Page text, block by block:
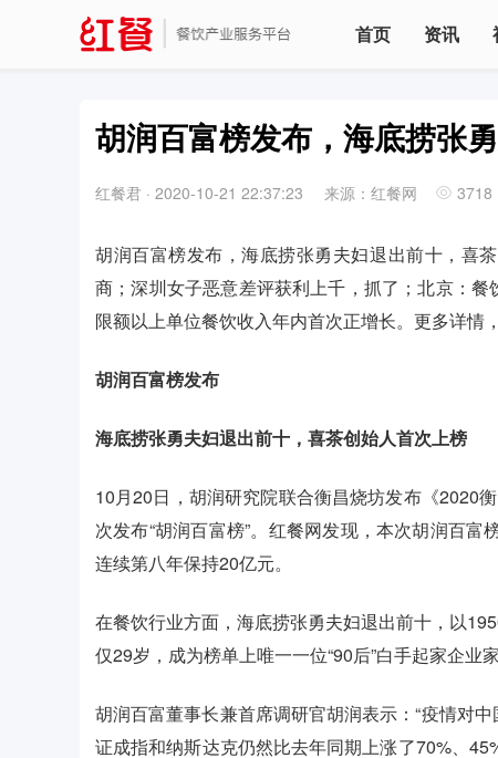
首页 资讯
胡润百富榜发布，海底捞张
红餐君 · 2020-10-21 22:37:23 来源：红餐网 3718
胡润百富榜发布，海底捞张勇夫妇退出前十，喜
商；深圳女子恶意差评获利上千，抓了；北京：
限额以上单位餐饮收入年内首次正增长。更多详情
胡润百富榜发布
海底捞张勇夫妇退出前十， 喜茶创始人首次上榜
10月20日，胡润研究院联合衡昌烧坊发布《2020
次发布“胡润百富榜”。红餐网发现，本次胡润百
连续第八年保持20亿元。
在餐饮行业方面，海底捞张勇夫妇退出前十，以
仅29岁，成为榜单上唯一一位“90后”白手起家企业
胡润百富董事长兼首席调研官胡润表示：“疫情对
证成指和纳斯达克仍然比去年同期上涨了70%、